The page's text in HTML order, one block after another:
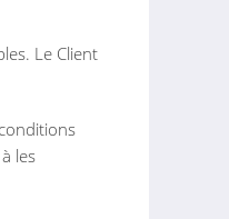
Le Client
les